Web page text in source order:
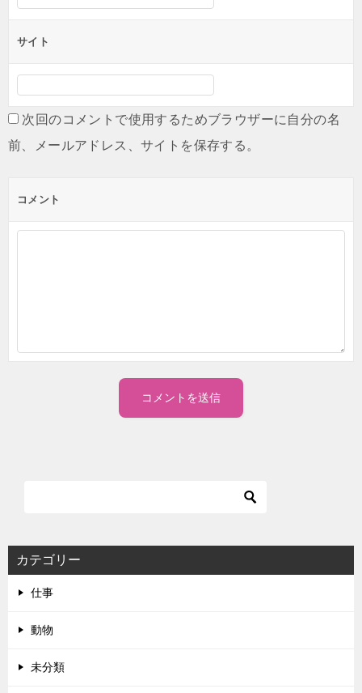
サイト
次回のコメントで使用するためブラウザーに自分の名
前、メールアドレス、サイトを保存する。
コメント
カテゴリー
仕事
動物
未分類